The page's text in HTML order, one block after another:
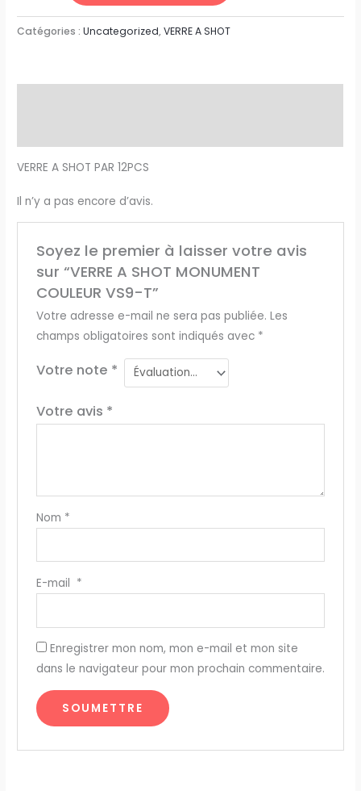
Catégories :Uncategorized,VERRE A SHOT
VERRE A SHOT PAR 12PCS
Il n’y a pas encore d’avis.
Soyez le premier à laisser votre avis
sur “VERRE A SHOT MONUMENT
COULEUR VS9-T”
Votre adresse e-mail ne sera pas publiée. Les
champs obligatoires sont indiqués avec *
Votre note *
Votre avis *
Nom *
E-mail *
Enregistrer mon nom, mon e-mail et mon site
dans le navigateur pour mon prochain commentaire.